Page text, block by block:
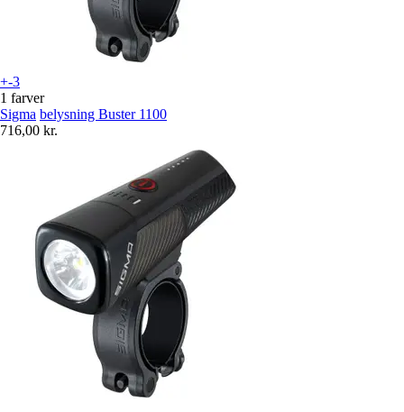
+-3
1 farver
Sigma belysning Buster 1100
716,00 kr.